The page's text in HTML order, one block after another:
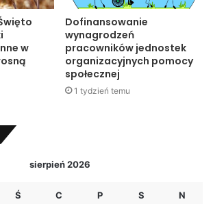
w
Dofinansowanie
wynagrodzeń
pracowników jednostek
organizacyjnych pomocy
społecznej
1 tydzień temu
sierpień 2026
Ś C P S N